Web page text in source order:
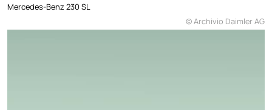
Mercedes-Benz 230 SL
© Archivio Daimler AG